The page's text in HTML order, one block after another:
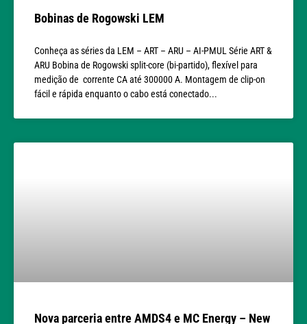
Bobinas de Rogowski LEM
Conheça as séries da LEM – ART – ARU – AI-PMUL Série ART &
ARU Bobina de Rogowski split-core (bi-partido), flexível para
medição de corrente CA até 300000 A. Montagem de clip-on
fácil e rápida enquanto o cabo está conectado
Nova parceria entre AMDS4 e MC Energy – New